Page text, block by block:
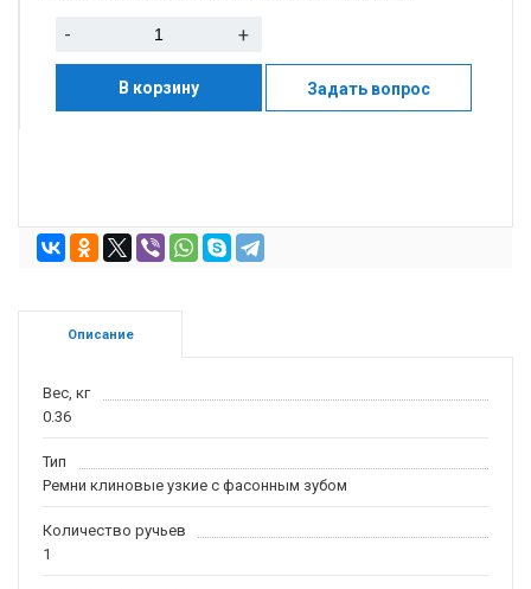
- +
В корзину Задать вопрос
Описание
Вес, кг
0.36
Тип
Ремни клиновые узкие с фасонным зубом
Количество ручьев
1